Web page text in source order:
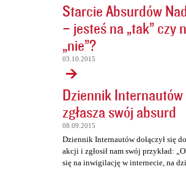
Starcie Absurdów
– jesteś na „tak” czy
„nie”?
03.10.2015
Dziennik Internautów
zgłasza swój absurd
08.09.2015
Dziennik Internautów dołączył się
akcji i zgłosił nam swój przykład:
się na inwigilację w internecie, na